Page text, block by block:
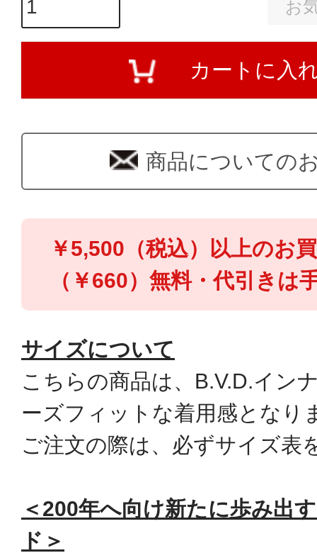
お
カートに入
商品についての
￥5,500（税込）以上のお
（￥660）無料・代引きは
サイズについて
こちらの商品は、B.V.D.イン
ーズフィットな着用感となり
ご注文の際は、必ずサイズ表
＜200年へ向け新たに歩み出
ド＞